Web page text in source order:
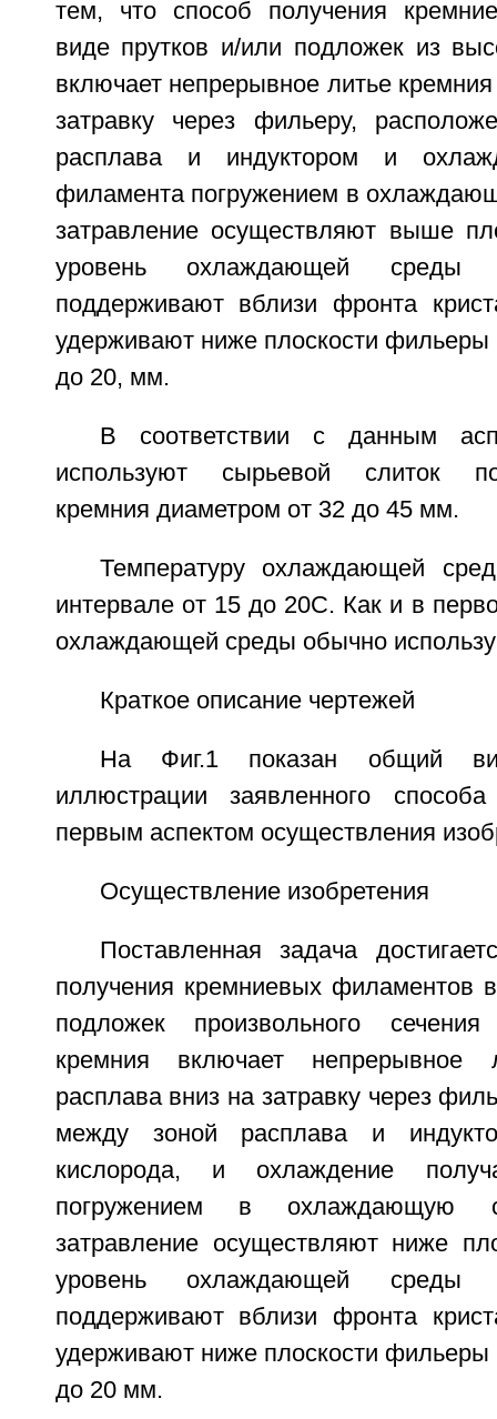
тем, что способ получения
виде прутков и/или подложек из
включает непрерывное литье
затравку через фильеру,
расплава и индуктором и
филамента погружением в
затравление осуществляют выше
уровень охлаждающей среды
поддерживают вблизи фронта
удерживают ниже плоскости фильеры
до 20, мм.
В соответствии с данным
используют сырьевой слиток
кремния диаметром от 32 до 45 мм.
Температуру охлаждающей
интервале от 15 до 20С. Как и в
охлаждающей среды обычно
Краткое описание чертежей
На Фиг.1 показан общий
иллюстрации заявленного
первым аспектом осуществления
Осуществление изобретения
Поставленная задача
получения кремниевых филаментов
подложек произвольного
кремния включает непрерывное
расплава вниз на затравку через
между зоной расплава и
кислорода, и охлаждение
погружением в охлаждающую
затравление осуществляют ниже
уровень охлаждающей среды
поддерживают вблизи фронта
удерживают ниже плоскости фильеры
до 20 мм.